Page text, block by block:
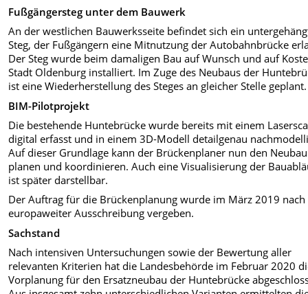
Fußgängersteg unter dem Bauwerk
An der westlichen Bauwerksseite befindet sich ein
Steg, der Fußgängern eine Mitnutzung der Autobahnbrücke
Der Steg wurde beim damaligen Bau auf Wunsch und auf
Stadt Oldenburg installiert. Im Zuge des Neubaus der
ist eine Wiederherstellung des Steges an gleicher Stelle geplant.
BIM-Pilotprojekt
Die bestehende Huntebrücke wurde bereits mit einem
digital erfasst und in einem 3D-Modell detailgenau
Auf dieser Grundlage kann der Brückenplaner nun den Neubau
planen und koordinieren. Auch eine Visualisierung der
ist später darstellbar.
Der Auftrag für die Brückenplanung wurde im März 2019 nach
europaweiter Ausschreibung vergeben.
Sachstand
Nach intensiven Untersuchungen sowie der Bewertung aller
relevanten Kriterien hat die Landesbehörde im Februar 2020
Vorplanung für den Ersatzneubau der Huntebrücke